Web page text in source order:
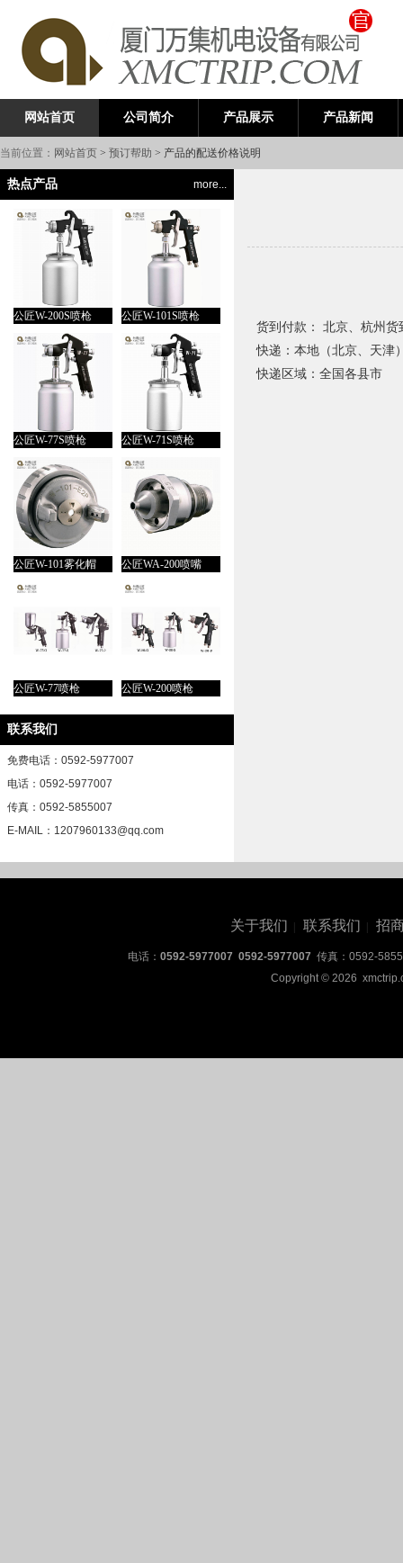
网站首页 公司简介 产品展示 产品新闻
当前位置： 网站首页 > 预订帮助 > 产品的配送价格说明
热点产品 more...
公匠W-200S喷枪 公匠W-101S喷枪
公匠W-77S喷枪 公匠W-71S喷枪
公匠W-101雾化帽 公匠WA-200喷嘴
公匠W-77喷枪 公匠W-200喷枪
联系我们
免费电话：0592-5977007
电话：0592-5977007
传真：0592-5855007
E-MAIL：1207960133@qq.com
货到付款： 北京、杭州货
快递：本地（北京、天津
快递区域：全国各县市
关于我们 联系我们 招
电话： 0592-5977007 0592-5977007 传真：0592-
Copyright © 2026